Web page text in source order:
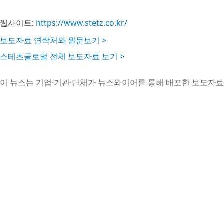
웹사이트: https://www.stetz.co.kr/
보도자료 연락처와 원문보기 >
스테츠글로벌 전체 보도자료 보기 >
이 뉴스는 기업·기관·단체가 뉴스와이어를 통해 배포한 보도자